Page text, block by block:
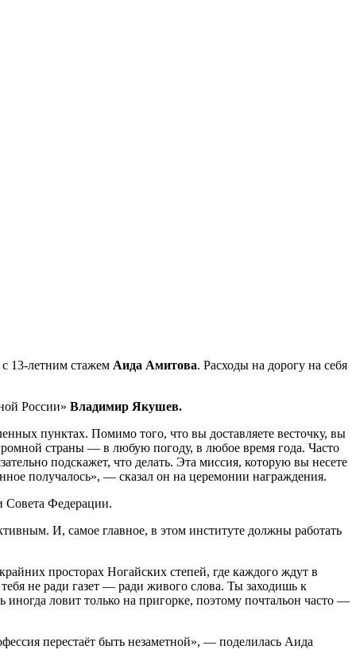
13-летним стажем Аида Амитова. Расходы на дорогу на себя
России» Владимир Якушев.
пунктах. Помимо того, что вы доставляете весточку, вы
страны — в любую погоду, в любое время года. Часто
подскажет, что делать. Эта миссия, которую вы несете
получалось», — сказал он на церемонии награждения.
Совета Федерации.
И, самое главное, в этом институте должны работать
просторах Ногайских степей, где каждого ждут в
не ради газет — ради живого слова. Ты заходишь к
ловит только на пригорке, поэтому почтальон часто —
перестаёт быть незаметной», — поделилась Аида